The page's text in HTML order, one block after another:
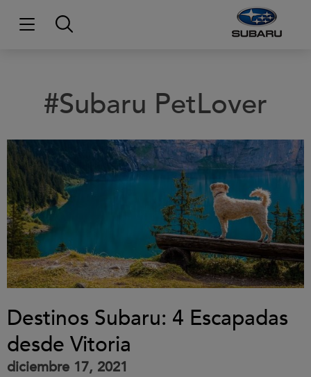
#Subaru PetLover
Destinos Subaru: 4 Escapadas
desde Vitoria
diciembre 17, 2021